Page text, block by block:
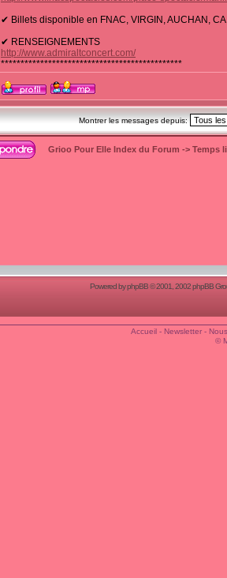
✔ Billets disponible en FNAC, VIRGIN, AUCHAN,
✔ RENSEIGNEMENTS
http://www.admiraltconcert.com/
**********************************************
Montrer les messages depuis:
Grioo Pour Elle Index du Forum -> Temps
Powered byphpBB© 2001, 2002 phpBB
Accueil- Newsletter-
©